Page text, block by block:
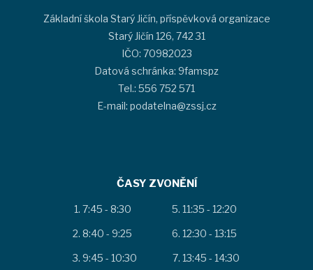
Základní škola Starý Jičín, příspěvková organizace
Starý Jičín 126, 742 31
IČO: 70982023
Datová schránka: 9famspz
Tel.: 556 752 571
E-mail: podatelna@zssj.cz
ČASY ZVONĚNÍ
7:45 - 8:30
8:40 - 9:25
9:45 - 10:30
11:35 - 12:20
12:30 - 13:15
13:45 - 14:30